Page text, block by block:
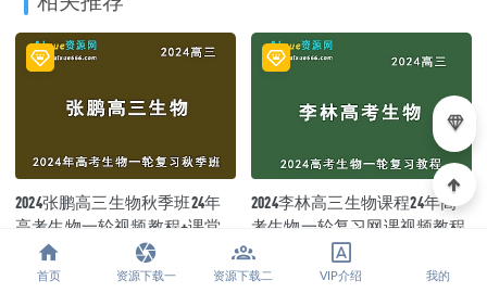
2024张鹏高三生物秋季班24年
高考生物一轮视频教程+课堂
笔记
2024李林高三生物课程24年高
考生物一轮复习网课视频教程
首页 资源下载一 资源下载二 VIP介绍 我的